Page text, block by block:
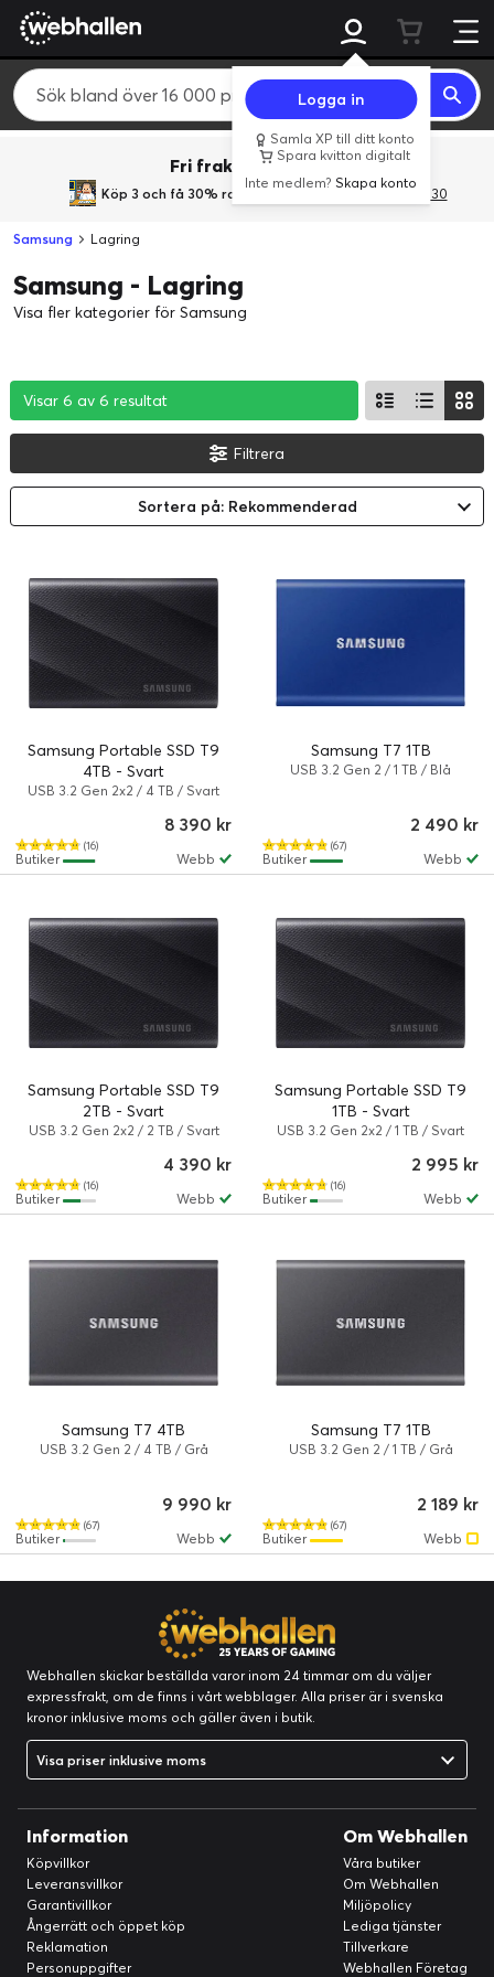
Logga in
Samla XP till ditt konto
Spara kvitton digitalt
Inte medlem?Skapa konto
Fri frakt över 800 kr.
Köp 3 och få 30% rabatt med rabattkoden 3Gives30
Samsung Lagring
Samsung - Lagring
Visa fler kategorier för Samsung
Visar 6 av 6 resultat
Visar 6 av 6 resultat
Visar 6 av 6 resultat
Filtrera
Sortera på: Rekommenderad
Samsung Portable SSD T9
4TB - Svart
USB 3.2 Gen 2x2 / 4 TB / Svart
(16)
8 390 kr
Webb
Butiker
Samsung T7 1TB
USB 3.2 Gen 2 / 1 TB / Blå
(67)
2 490 kr
Webb
Butiker
Samsung Portable SSD T9
2TB - Svart
USB 3.2 Gen 2x2 / 2 TB / Svart
(16)
4 390 kr
Webb
Butiker
Samsung Portable SSD T9
1TB - Svart
USB 3.2 Gen 2x2 / 1 TB / Svart
(16)
2 995 kr
Webb
Butiker
Samsung T7 4TB
USB 3.2 Gen 2 / 4 TB / Grå
(67)
9 990 kr
Webb
Butiker
Samsung T7 1TB
USB 3.2 Gen 2 / 1 TB / Grå
(67)
2 189 kr
Webb
Butiker
Webhallen skickar beställda varor inom 24 timmar om du väljer
expressfrakt, om de finns i vårt webblager. Alla priser är i svenska
kronor inklusive moms och gäller även i butik.
Visa priser inklusive moms
Information
Köpvillkor
Leveransvillkor
Garantivillkor
Ångerrätt och öppet köp
Reklamation
Personuppgifter
Om Webhallen
Våra butiker
Om Webhallen
Miljöpolicy
Lediga tjänster
Tillverkare
Webhallen Företag